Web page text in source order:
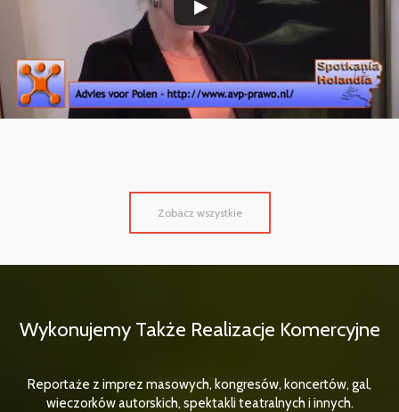
Zobacz wszystkie
Wykonujemy Także Realizacje Komercyjne
Reportaże z imprez masowych, kongresów, koncertów, gal,
wieczorków autorskich, spektakli teatralnych i innych.